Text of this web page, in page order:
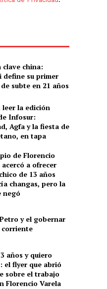
clave china:
define su primer
subte en 21 años
leer la edición
Infosur:
Agfa y la fiesta de
en tapa
de Florencio
acercó a ofrecer
de 13 años
changas, pero la
negó
y el gobernar
años y quiero
el flyer que abrió
sobre el trabajo
Florencio Varela